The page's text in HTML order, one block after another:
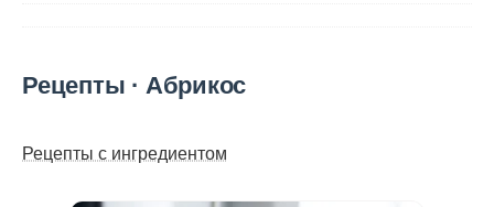
Рецепты · Абрикос
Рецепты с ингредиентом